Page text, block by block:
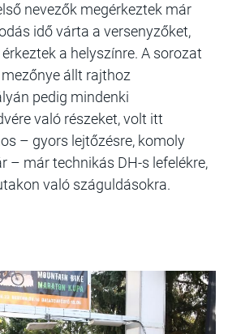
nevezők megérkeztek már
idő várta a versenyzőket,
a helyszínre. A sorozat
állt rajthoz
pedig mindenki
való részeket, volt itt
– gyors lejtőzésre, komoly
– már technikás DH-s lefelékre,
való száguldásokra.